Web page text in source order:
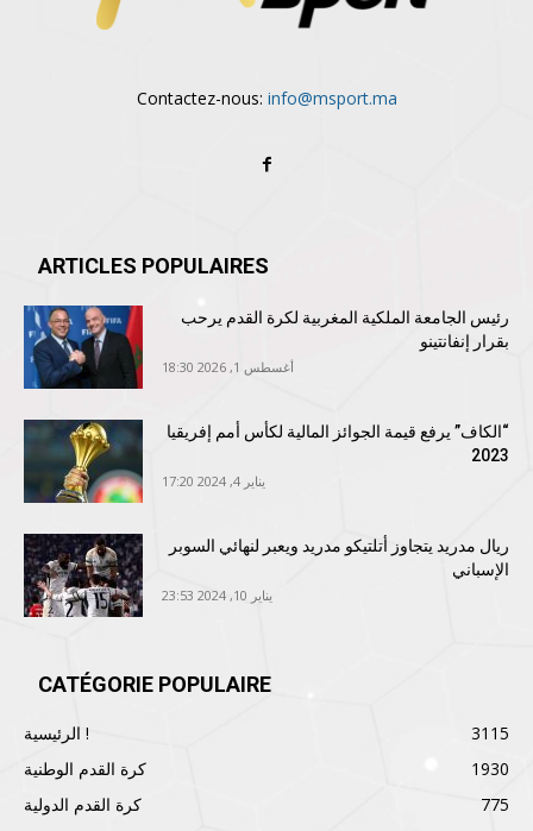
Contactez-nous: info@msport.ma
ARTICLES POPULAIRES
رئيس الجامعة الملكية المغربية لكرة القدم يرحب
بقرار إنفانتينو
أغسطس 1, 2026 18:30
“الكاف” يرفع قيمة الجوائز المالية لكأس أمم إفريقيا
2023
يناير 4, 2024 17:20
ريال مدريد يتجاوز أتلتيكو مدريد ويعبر لنهائي السوبر
الإسباني
يناير 10, 2024 23:53
CATÉGORIE POPULAIRE
الرئيسية !
3115
كرة القدم الوطنية
1930
كرة القدم الدولية
775